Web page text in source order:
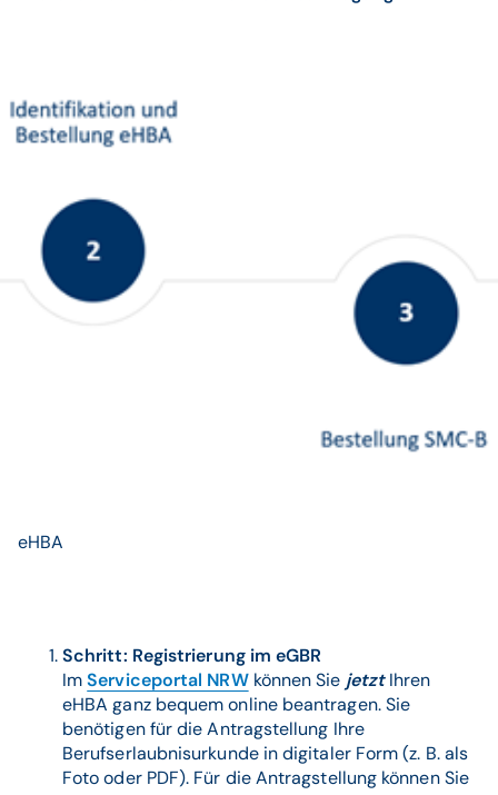
eHBA
Schritt: Registrierung im eGBR
ImServiceportal NRW können Sie jetztIhren
eHBA ganz bequem online beantragen. Sie
benötigen für die Antragstellung Ihre
Berufserlaubnisurkunde in digitaler Form (z. B. als
Foto oder PDF). Für die Antragstellung können Sie